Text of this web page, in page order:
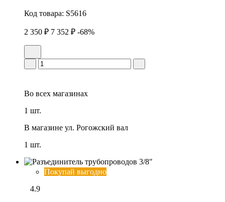
Код товара: S5616
2 350 ₽ 7 352 ₽ -68%
Во всех магазинах
1 шт.
В магазине ул. Рогожский вал
1 шт.
Покупай выгодно
4.9